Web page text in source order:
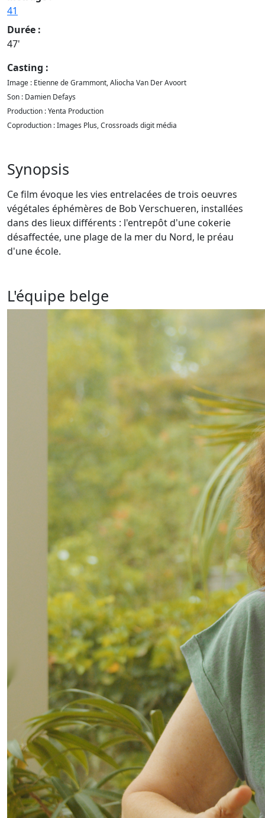
41
Durée :
47'
Casting :
Image : Etienne de Grammont, Aliocha Van Der Avoort
Son : Damien Defays
Production : Yenta Production
Coproduction : Images Plus, Crossroads digit média
Synopsis
Ce film évoque les vies entrelacées de trois oeuvres
végétales éphémères de Bob Verschueren, installées
dans des lieux différents : l'entrepôt d'une cokerie
désaffectée, une plage de la mer du Nord, le préau
d'une école.
L'équipe belge